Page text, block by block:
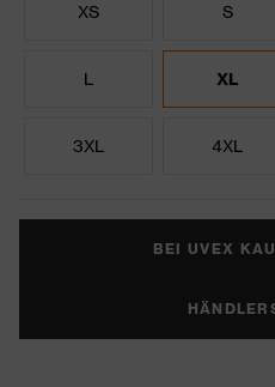
XS S
L XL
3XL 4XL
BEI UVEX